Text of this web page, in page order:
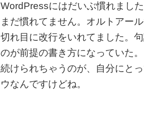
WordPressにはだいぶ慣れまし
まだ慣れてません。オルトアー
切れ目に改行をいれてました。
のが前提の書き方になっていた
続けられちゃうのが、自分にと
ウなんですけどね。